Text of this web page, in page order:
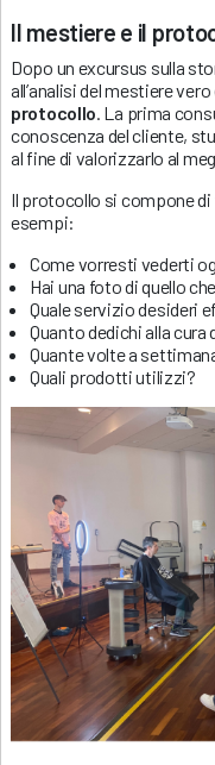
Il mestiere e il
Dopo un excursus sulla
all’analisi del mestiere
protocollo . La prima
conoscenza del cliente,
al fine di valorizzarlo al
Il protocollo si compone di
esempi:
Come vorresti vederti
Hai una foto di quello
Quale servizio desideri
Quanto dedichi alla cura
Quante volte a
Quali prodotti utilizzi?